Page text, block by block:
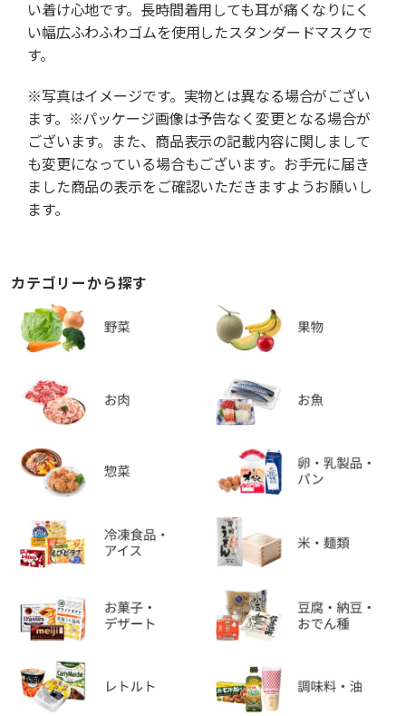
い着け心地です。長時間着用しても耳が痛くなりにく
い幅広ふわふわゴムを使用したスタンダードマスクで
す。
※写真はイメージです。実物とは異なる場合がござい
ます。※パッケージ画像は予告なく変更となる場合が
ございます。また、商品表示の記載内容に関しまして
も変更になっている場合もございます。お手元に届き
ました商品の表示をご確認いただきますようお願いし
ます。
カテゴリーから探す